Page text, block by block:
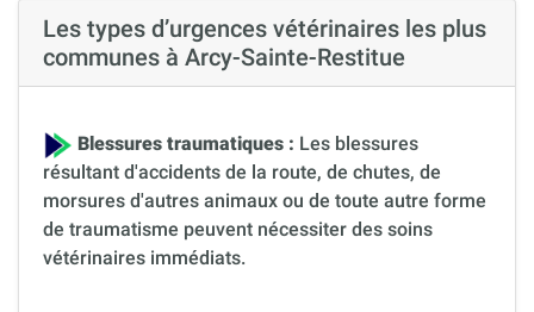
Les types d’urgences vétérinaires les plus
communes à Arcy-Sainte-Restitue
Blessures traumatiques : Les blessures
résultant d'accidents de la route, de chutes, de
morsures d'autres animaux ou de toute autre forme
de traumatisme peuvent nécessiter des soins
vétérinaires immédiats.